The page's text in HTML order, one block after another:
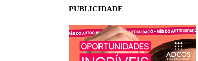
PUBLICIDADE